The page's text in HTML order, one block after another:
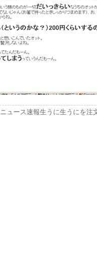
ニュース速報生うに生うにを注